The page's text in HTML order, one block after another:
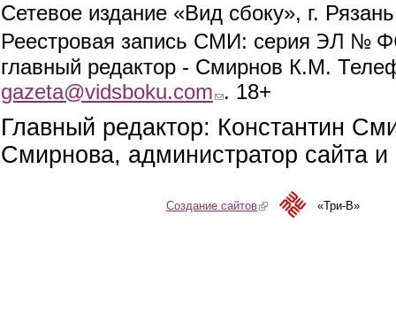
Сетевое издание «Вид сбоку», г.
Реестровая запись СМИ: серия ЭЛ №
главный редактор - Смирнов К.М.
gazeta@vidsboku.com (link sends e-mail)
. 18+
Главный редактор: Константин
Смирнова, администратор сайта
Создание сайтов(link is external)«Три-В»